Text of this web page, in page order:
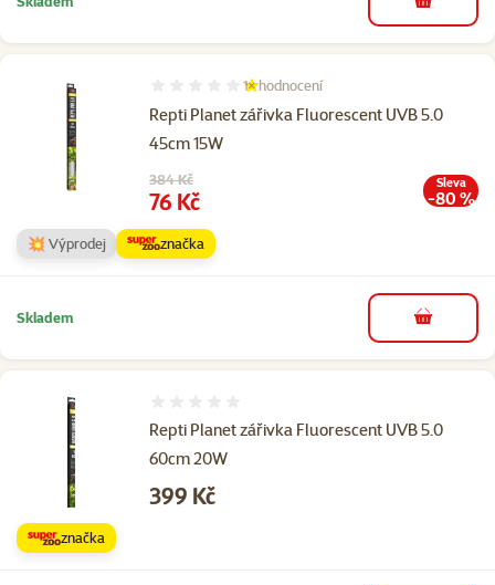
do košíku
Repti Planet zářivka Fluorescent UVB 5.0
45cm 15W
Hodnocení 20%, počet hodnocení: 1
1×hodnocení
Původní cena
384 Kč
Cena
76 Kč
Sleva
-80 %
💥 Výprodej značka
Skladem do košíku
Repti Planet zářivka Fluorescent UVB 5.0
60cm 20W
Cena
399 Kč
značka